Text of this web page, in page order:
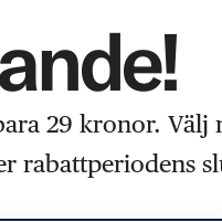
29 kronor. Välj
rabattperiodens